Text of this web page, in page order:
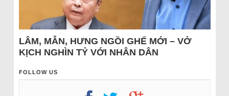
LÂM, MẪN, HƯNG NGỒI GHẾ MỚI – VỞ
KỊCH NGHÌN TỶ VỚI NHÂN DÂN
FOLLOW US